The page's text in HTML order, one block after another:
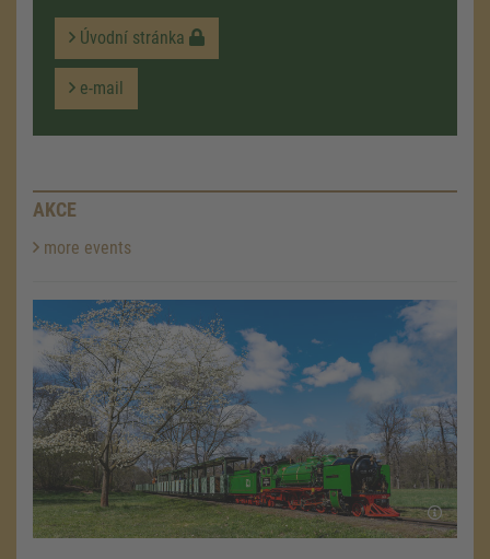
Úvodní stránka
e-mail
AKCE
more events